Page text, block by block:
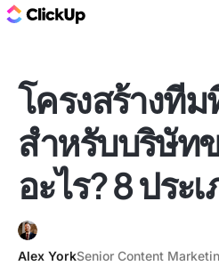
โครงสร้างที
สำหรับบริษั
อะไร? 8 ประ
Alex YorkSenior Content